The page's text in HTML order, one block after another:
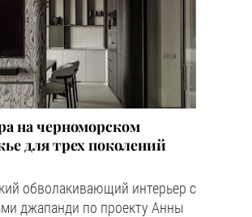
на черноморском
для трех поколений
обволакивающий интерьер с
джапанди по проекту Анны